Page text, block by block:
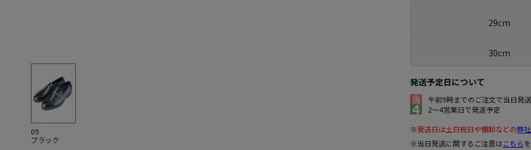
09
ブラック
29cm
30cm
発送予定日について
午前9時までのご注文で当日発送
2～4営業日で発送予定
※発送日は土日祝日や棚卸などの弊
※当日発送に関するご注意はこちら